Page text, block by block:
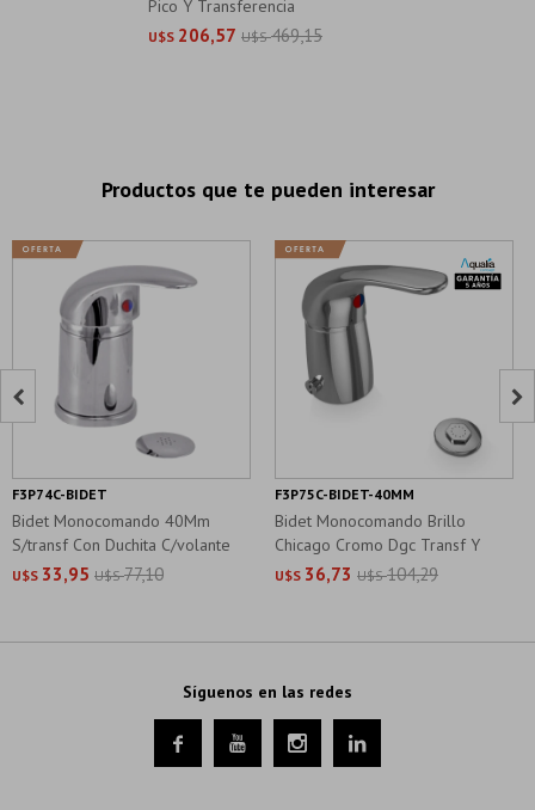
Pico Y Transferencia
U$S 206,57 U$S 469,15
Productos que te pueden interesar
Bidet Monocomando 40Mm
S/transf Con Duchita C/volante
U$S 33,95 U$S 77,10
F3P74C-BIDET
Bidet Monocomando Brillo
Chicago Cromo Dgc Transf Y
Duchita
U$S 36,73 U$S 104,29
F3P75C-BIDET-40MM
 
Síguenos en las redes
   